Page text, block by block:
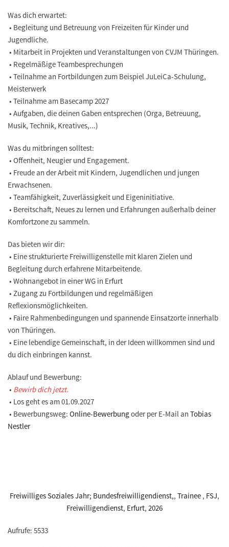
Was dich erwartet:
• Begleitung und Betreuung von Freizeiten für Kinder und
Jugendliche.
• Mitarbeit in Projekten und Veranstaltungen von CVJM Thüringen.
• Regelmäßige Teambesprechungen
• Teilnahme an Fortbildungen zum Beispiel JuLeiCa-Schulung,
Meisterwerk
• Teilnahme am Basecamp 2027
• Aufgaben, die deinen Gaben entsprechen (Orga, Betreuung,
Musik, Technik, Kreatives,...)
Was du mitbringen solltest:
• Offenheit, Neugier und Engagement.
• Freude an der Arbeit mit Kindern, Jugendlichen und jungen
Erwachsenen.
• Teamfähigkeit, Zuverlässigkeit und Eigeninitiative.
• Bereitschaft, Neues zu lernen und Erfahrungen außerhalb deiner
Komfortzone zu sammeln.
Das bieten wir dir:
• Eine strukturierte Freiwilligenstelle mit klaren Zielen und
Begleitung durch erfahrene Mitarbeitende.
• Wohnangebot in einer WG in Erfurt
• Zugang zu Fortbildungen und regelmäßigen
Reflexionsmöglichkeiten.
• Faire Rahmenbedingungen und spannende Einsatzorte innerhalb
von Thüringen.
• Eine lebendige Gemeinschaft, in der Ideen willkommen sind und
du dich einbringen kannst.
Ablauf und Bewerbung:
• Bewirb dich jetzt.
• Los geht es am 01.09.2027
• Bewerbungsweg: Online-Bewerbungoder per E-Mail an Tobias
Nestler
Freiwilliges Soziales Jahr; Bundesfreiwilligendienst,, Trainee , FSJ,
Freiwilligendienst, Erfurt, 2026
Aufrufe: 5533